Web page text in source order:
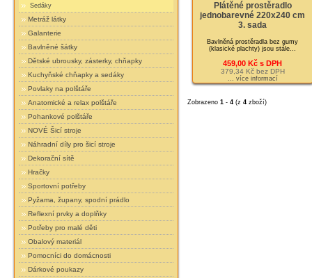
Sedáky
Metráž látky
Galanterie
Bavlněné šátky
Dětské ubrousky, zásterky, chňapky
Kuchyňské chňapky a sedáky
Povlaky na polštáře
Anatomické a relax polštáře
Pohankové polštáře
NOVÉ Šicí stroje
Náhradní díly pro šicí stroje
Dekorační sítě
Hračky
Sportovní potřeby
Pyžama, župany, spodní prádlo
Reflexní prvky a doplňky
Potřeby pro malé děti
Obalový materiál
Pomocníci do domácnosti
Dárkové poukazy
Plátěné prostěradlo
jednobarevné 220x240 cm
3. sada
Bavlněná prostěradla bez gumy
(klasické plachty) jsou stále...
459,00 Kč s DPH
379,34 Kč bez DPH
... více informací
Zobrazeno 1 - 4(z 4zboží)